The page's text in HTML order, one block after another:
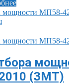
(ЗМТ)